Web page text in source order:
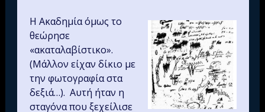
Η Ακαδημία όμως το
θεώρησε
«ακαταλαβίστικο».
(Μάλλον είχαν δίκιο με
την φωτογραφία στα
δεξιά…). Αυτή ήταν η
σταγόνα που ξεχείλισε